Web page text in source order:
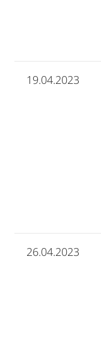
19.04.2023
26.04.2023